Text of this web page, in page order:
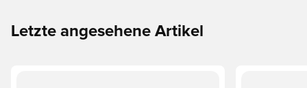
Letzte angesehene Artikel